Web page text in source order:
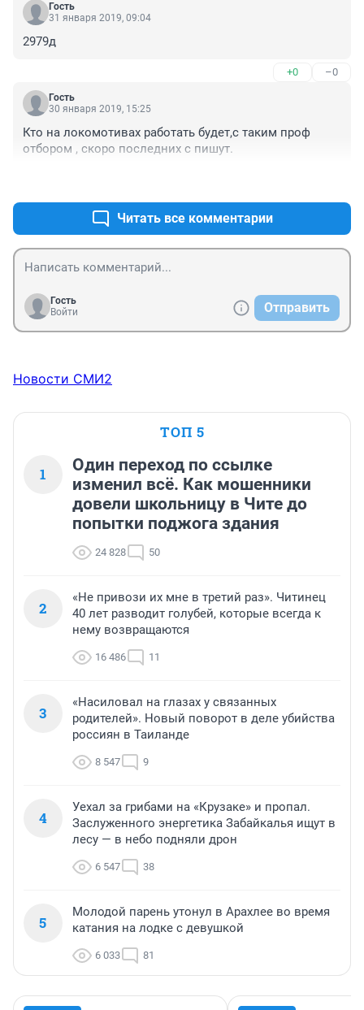
Гость
31 января 2019, 09:04
2979д
+0 –0
Гость
30 января 2019, 15:25
Кто на локомотивах работать будет,с таким проф
отбором , скоро последних с пишут.
Читать все комментарии
Гость
Войти
Отправить
Новости СМИ2
ТОП 5
1
Один переход по ссылке
изменил всё. Как мошенники
довели школьницу в Чите до
попытки поджога здания
24 828 50
2
«Не привози их мне в третий раз». Читинец
40 лет разводит голубей, которые всегда к
нему возвращаются
16 486 11
3
«Насиловал на глазах у связанных
родителей». Новый поворот в деле убийства
россиян в Таиланде
8 547 9
4
Уехал за грибами на «Крузаке» и пропал.
Заслуженного энергетика Забайкалья ищут в
лесу — в небо подняли дрон
6 547 38
5
Молодой парень утонул в Арахлее во время
катания на лодке с девушкой
6 033 81